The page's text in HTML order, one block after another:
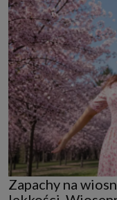
Zapachy na